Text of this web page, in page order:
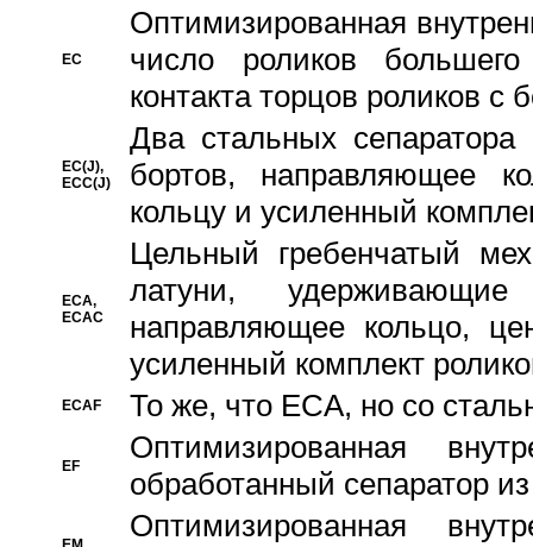
EC
Oптимизированная
число роликов
контакта торцов роликов с
EC(J),
ECC(J)
Два стальных сепаратора
бортов, направляющее
кольцу и усиленный
ECA,
ECAC
Цельный гребенчатый
латуни,
направляющее кольцо,
усиленный комплект
ECAF То же, что ECA, но со
EF
Оптимизированная
обработанный сепаратор
Оптимизированная